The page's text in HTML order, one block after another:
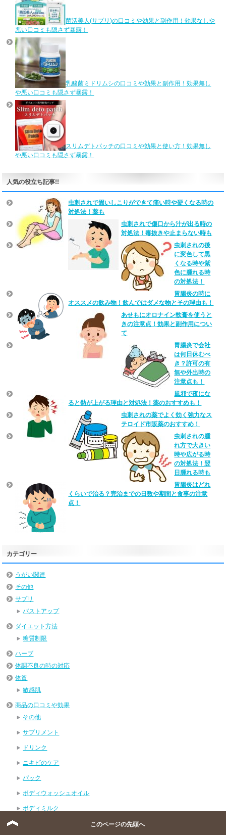
菌活美人(サプリ)の口コミや効果と副作用！効果なしや
悪い口コミも隠さず暴露！
乳酸菌ミドリムシの口コミや効果と副作用！効果無し
や悪い口コミも隠さず暴露！
スリムデトパッチの口コミや効果と使い方！効果無し
や悪い口コミも隠さず暴露！
人気の役立ち記事!!
虫刺されで固いしこりができて痛い時や硬くなる時の
対処法！薬も
虫刺されで傷口から汁が出る時の
対処法！毒抜きや止まらない時も
虫刺されの後
に変色して黒
くなる時や紫
色に腫れる時
の対処法！
胃腸炎の時に
オススメの飲み物！飲んではダメな物とその理由も！
あせもにオロナイン軟膏を使うと
きの注意点！効果と副作用につい
て
胃腸炎で会社
は何日休むべ
き？許可の有
無や外出時の
注意点も！
風邪で夜にな
ると熱が上がる理由と対処法！薬のおすすめも！
虫刺されの薬でよく効く強力なス
テロイド市販薬のおすすめ！
虫刺されの腫
れ方で大きい
時や広がる時
の対処法！翌
日腫れる時も
胃腸炎はどれ
くらいで治る？完治までの日数や期間と食事の注意
点！
カテゴリー
うがい関連
その他
サプリ
バストアップ
ダイエット方法
糖質制限
ハーブ
体調不良の時の対応
体質
敏感肌
商品の口コミや効果
その他
サプリメント
ドリンク
ニキビのケア
パック
ボディウォッシュオイル
ボディミルク
このページの先頭へ